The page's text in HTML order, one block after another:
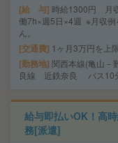
給 与 時給1300円 月
働7h×週5日×4週 ※月収例
ん。
交通費 1ヶ月3万円を上
勤務地 関西本線(亀山
良線 近鉄奈良 バス10
給与即払いOK！高
務[派遣]